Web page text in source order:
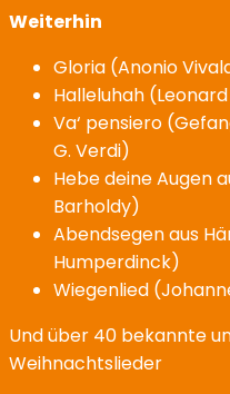
Weiterhin
Gloria (Anonio
Halleluhah
Va‘ pensiero
G. Verdi)
Hebe deine Augen
Barholdy)
Abendsegen aus
Humperdinck)
Wiegenlied
Und über 40 bekannte
Weihnachtslieder